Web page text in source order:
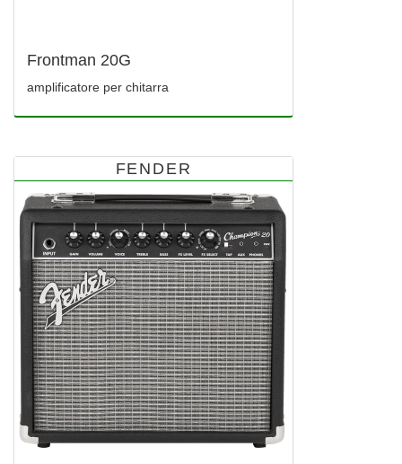
Frontman 20G
amplificatore per chitarra
FENDER